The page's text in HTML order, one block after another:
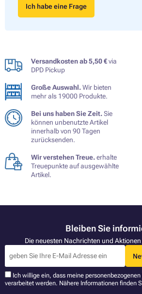
Ich habe eine Frage
Versandkosten ab 5,50 €via
DPD Pickup
Große Auswahl.Wir bieten
mehr als 19000 Produkte.
Bei uns haben Sie Zeit.Sie
können unbenutzte Artikel
innerhalb von 90 Tagen
zurücksenden.
Wir verstehen Treue.erhalte
Treuepunkte auf ausgewählte
Artikel.
Bleiben Sie
Die neuesten Nachrichten und
Ich willige ein, dass meine
verarbeitet werden. Nähere Informationen finden